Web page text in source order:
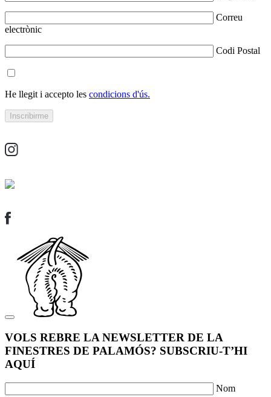
Correu
electrònic
Codi Postal
He llegit i accepto les condicions d'ús.
VOLS REBRE LA NEWSLETTER DE LA
FINESTRES DE PALAMÓS? SUBSCRIU-T’HI
AQUÍ
Nom